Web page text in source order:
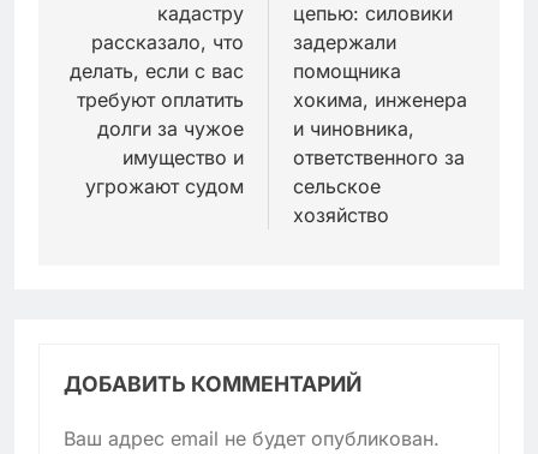
записям
кадастру
рассказало, что
делать, если с вас
требуют оплатить
долги за чужое
имущество и
угрожают судом
цепью: силовики
задержали
помощника
хокима, инженера
и чиновника,
ответственного за
сельское
хозяйство
ДОБАВИТЬ КОММЕНТАРИЙ
Ваш адрес email не будет опубликован.